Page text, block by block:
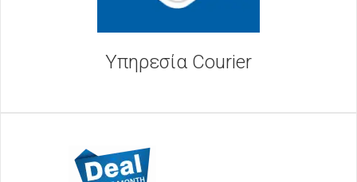
Υπηρεσία Courier